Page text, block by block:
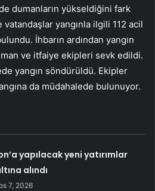
dumanların yükseldiğini fark
yangınla ilgili 112 acil
İhbarın ardından yangın
ve itfaiye ekipleri sevk edildi.
yangın söndürüldü. Ekipler
da müdahalede bulunuyor.
yapılacak yeni yatırımlar
alındı
7, 2026